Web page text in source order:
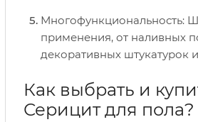
Многофункциональность:
применения, от наливных
декоративных штукатурок
Как выбрать и
Серицит для пола?